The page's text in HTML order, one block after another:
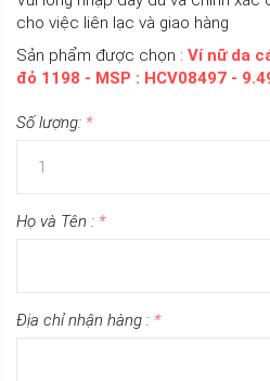
cho việc liên lạc và giao hàng
Sản phẩm được chọn : Ví nữ da
đỏ 1198 - MSP : HCV08497 -
Số lượng: *
Họ và Tên : *
Địa chỉ nhận hàng : *